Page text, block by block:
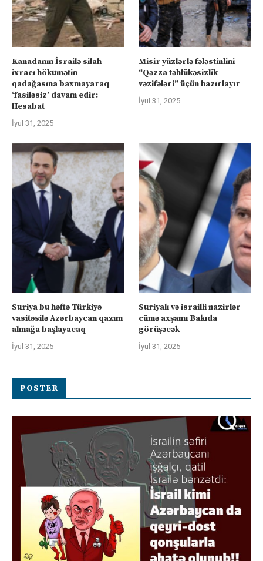
Kanadanın İsrailə silah
ixracı hökumətin
qadağasına baxmayaraq
‘fasiləsiz’ davam edir:
Hesabat
İyul 31, 2025
Misir yüzlərlə fələstinlini
“Qəzza təhlükəsizlik
vəzifələri” üçün hazırlayır
İyul 31, 2025
Suriya bu həftə Türkiyə
vasitəsilə Azərbaycan qazını
almağa başlayacaq
İyul 31, 2025
Suriyalı və israilli nazirlər
cümə axşamı Bakıda
görüşəcək
İyul 31, 2025
POSTER